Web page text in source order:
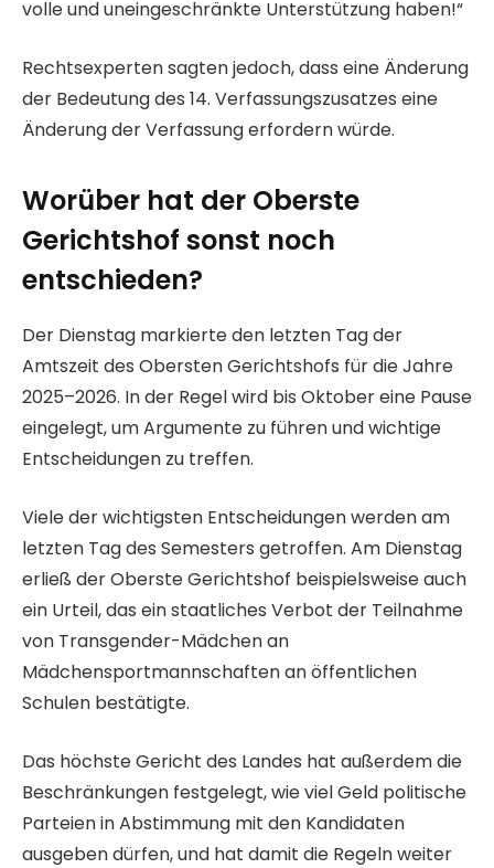
volle und uneingeschränkte Unterstützung haben!“
Rechtsexperten sagten jedoch, dass eine Änderung
der Bedeutung des 14. Verfassungszusatzes eine
Änderung der Verfassung erfordern würde.
Worüber hat der Oberste
Gerichtshof sonst noch
entschieden?
Der Dienstag markierte den letzten Tag der
Amtszeit des Obersten Gerichtshofs für die Jahre
2025–2026. In der Regel wird bis Oktober eine Pause
eingelegt, um Argumente zu führen und wichtige
Entscheidungen zu treffen.
Viele der wichtigsten Entscheidungen werden am
letzten Tag des Semesters getroffen. Am Dienstag
erließ der Oberste Gerichtshof beispielsweise auch
ein Urteil, das ein staatliches Verbot der Teilnahme
von Transgender-Mädchen an
Mädchensportmannschaften an öffentlichen
Schulen bestätigte.
Das höchste Gericht des Landes hat außerdem die
Beschränkungen festgelegt, wie viel Geld politische
Parteien in Abstimmung mit den Kandidaten
ausgeben dürfen, und hat damit die Regeln weiter